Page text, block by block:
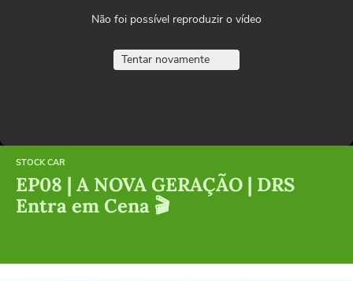
Não foi possível reproduzir o vídeo
Tentar novamente
STOCK CAR
EP08 | A NOVA GERAÇÃO | DRS
Entra em Cena 🎬